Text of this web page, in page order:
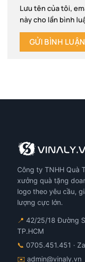
Lưu tên của tôi,
này cho lần bình
Công ty TNHH Quà
xưởng quà tặng
logo theo yêu cầu,
lượng cực lớn.
📍 42/25/18 Đường
TP.HCM
📞 0705.451.451 ·
✉️ admin@vinaly.vn